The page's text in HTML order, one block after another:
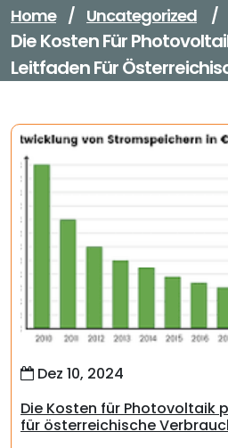
Home / Uncategorized /
Die Kosten Für
Leitfaden Für
Dez 10, 2024
Die Kosten für Photovoltaik
für österreichische